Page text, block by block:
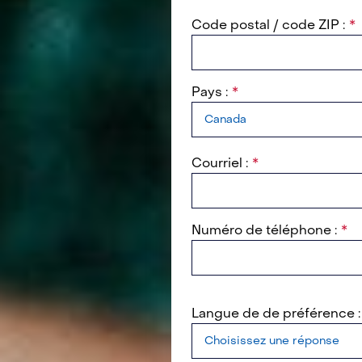
Code postal / code ZIP :
Pays :
Courriel :
Numéro de téléphone :
Langue de de préférence